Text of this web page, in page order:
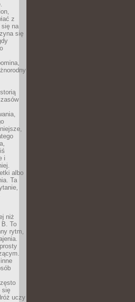
z
na
się
i
albo
Ta
niż
To
rytm,
się
uczy